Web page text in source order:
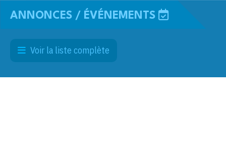
ANNONCES / ÉVÉNEMENTS
Voir la liste complète